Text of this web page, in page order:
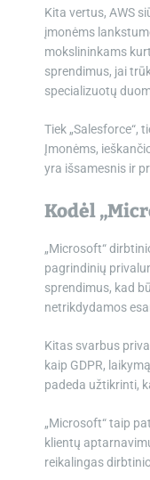
Kita vertus, AWS
įmonėms
mokslininkams
sprendimus, jai
specializuotų
Tiek „Salesforce“,
Įmonėms,
yra išsamesnis ir
Kodėl
„Microsoft“
pagrindinių
sprendimus, kad
netrikdydamos
Kitas svarbus
kaip GDPR,
padeda užtikrinti,
„Microsoft“ taip
klientų
reikalingas